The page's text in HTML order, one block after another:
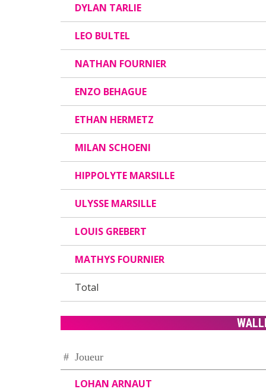
DYLAN TARLIE
LEO BULTEL
NATHAN FOURNIER
ENZO BEHAGUE
ETHAN HERMETZ
MILAN SCHOENI
HIPPOLYTE MARSILLE
ULYSSE MARSILLE
LOUIS GREBERT
MATHYS FOURNIER
Total
# Joueur
LOHAN ARNAUT